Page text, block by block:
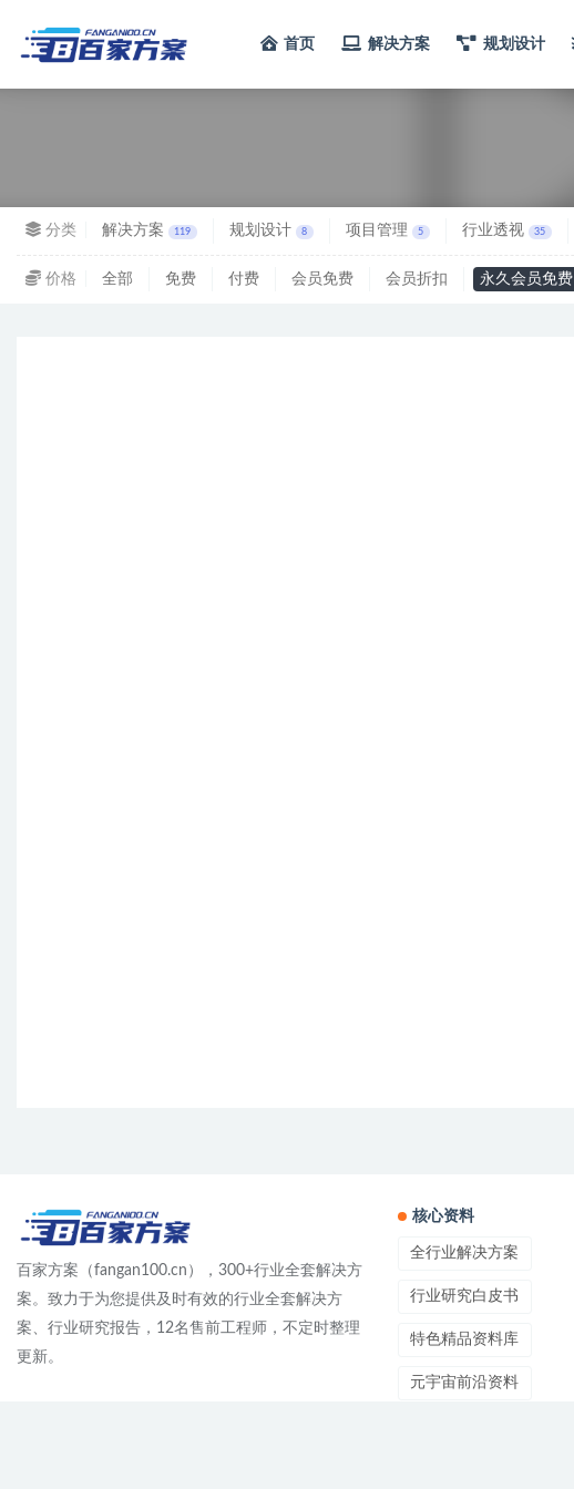
首页 解决方案 规划设计
分类 解决方案 119 规划设计 8 项目管理 5 行业透视 35
价格 全部 免费 付费 会员免费 会员折扣 永久会员免费
百家方案（fangan100.cn），300+行业全套解决方
案。致力于为您提供及时有效的行业全套解决方
案、行业研究报告，12名售前工程师，不定时整理
更新。
核心资料
全行业解决方案
行业研究白皮书
特色精品资料库
元宇宙前沿资料